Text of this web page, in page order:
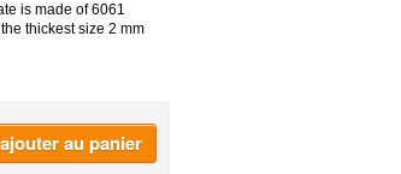
is made of 6061
thickest size 2 mm
ajouter au panier